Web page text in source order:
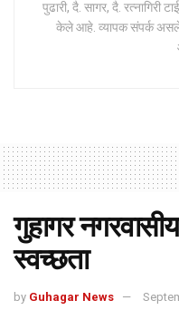
पुढारी, दै. सागर, दै. रत्नागिरी
केले आहे. व्यापक संपर्क
गुहागर
स्वच्छता
by Guhagar News